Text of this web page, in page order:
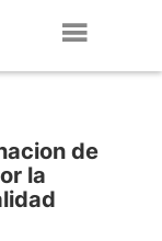
de
la